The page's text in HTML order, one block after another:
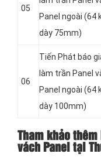
05
Panel ngoài (64
dày 75mm)
06
Tiến Phát báo
làm trần Panel
Panel ngoài (64
dày 100mm)
Tham khảo
vách Panel tại